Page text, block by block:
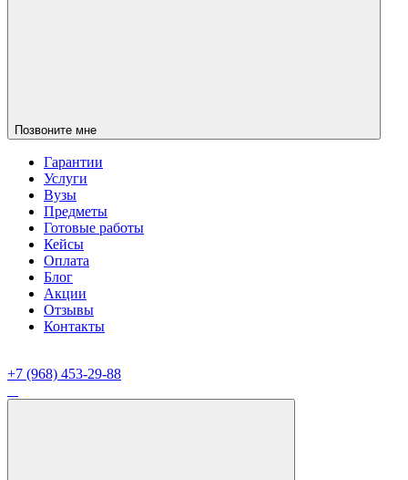
Позвоните мне
Гарантии
Услуги
Вузы
Предметы
Готовые работы
Кейсы
Оплата
Блог
Акции
Отзывы
Контакты
+7 (968) 453-29-88